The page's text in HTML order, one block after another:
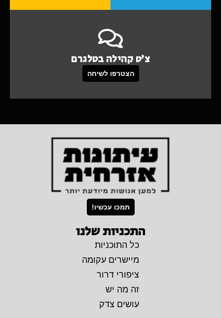
צ'ט קהילה בטלגרם
הצטרפו לשיחה
תמכו עכשיו!
התכניות שלנו
כל התוכניות
מיישרים עקומה
ציפורי דרור
זה מה יש
עושים צדק